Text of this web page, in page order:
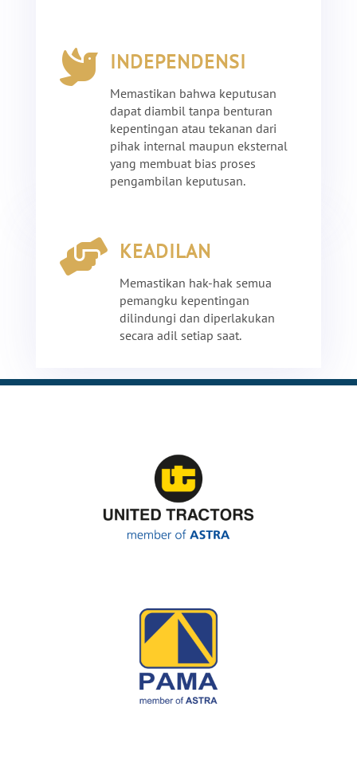
 INDEPENDENSI
Memastikan bahwa keputusan
dapat diambil tanpa benturan
kepentingan atau tekanan dari
pihak internal maupun eksternal
yang membuat bias proses
pengambilan keputusan.
 KEADILAN
Memastikan hak-hak semua
pemangku kepentingan
dilindungi dan diperlakukan
secara adil setiap saat.